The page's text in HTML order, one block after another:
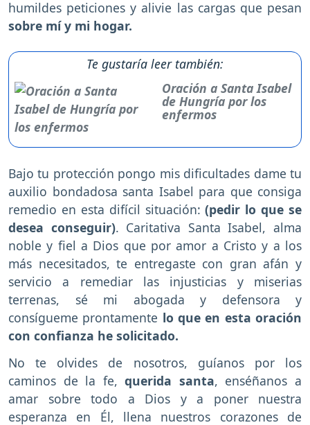
humildes peticiones y alivie las cargas que pesan
sobre mí y mi hogar.
Te gustaría leer también:
Oración a Santa Isabel
de Hungría por los
enfermos
Bajo tu protección pongo mis dificultades dame tu
auxilio bondadosa santa Isabel para que consiga
remedio en esta difícil situación: (pedir lo que se
desea conseguir). Caritativa Santa Isabel, alma
noble y fiel a Dios que por amor a Cristo y a los
más necesitados, te entregaste con gran afán y
servicio a remediar las injusticias y miserias
terrenas, sé mi abogada y defensora y
consígueme prontamente lo que en esta oración
con confianza he solicitado.
No te olvides de nosotros, guíanos por los
caminos de la fe,querida santa, enséñanos a
amar sobre todo a Dios y a poner nuestra
esperanza en Él, llena nuestros corazones de